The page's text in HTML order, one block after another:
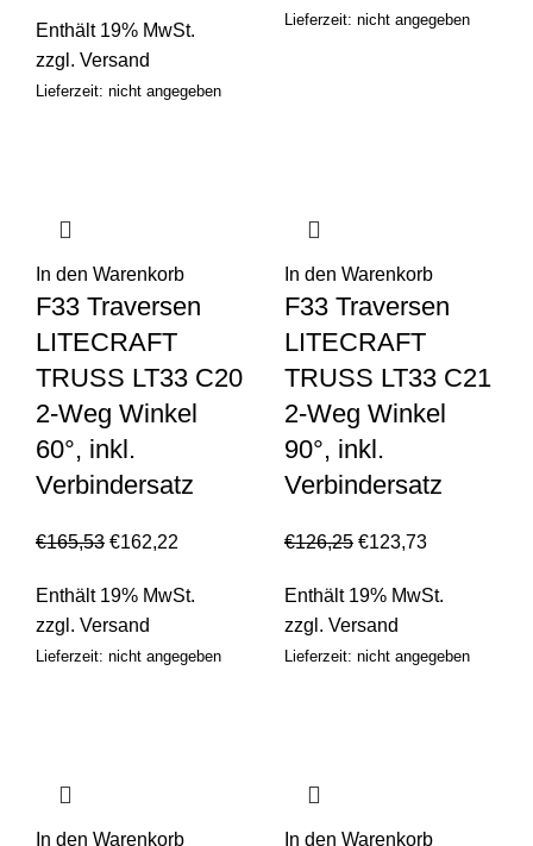
Enthält 19% MwSt.
zzgl. Versand
Lieferzeit: nicht angegeben
Lieferzeit: nicht angegeben
In den Warenkorb
F33 Traversen
LITECRAFT
TRUSS LT33 C20
2-Weg Winkel
60°, inkl.
Verbindersatz
€165,53 €162,22
Enthält 19% MwSt.
zzgl. Versand
Lieferzeit: nicht angegeben
In den Warenkorb
F33 Traversen
LITECRAFT
TRUSS LT33 C21
2-Weg Winkel
90°, inkl.
Verbindersatz
€126,25 €123,73
Enthält 19% MwSt.
zzgl. Versand
Lieferzeit: nicht angegeben
In den Warenkorb In den Warenkorb